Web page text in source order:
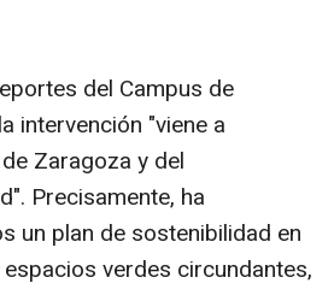
del Campus de
intervención "viene a
Zaragoza y del
Precisamente, ha
un plan de sostenibilidad en
verdes circundantes,